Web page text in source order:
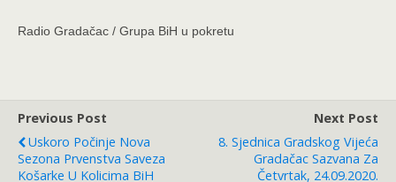
Radio Gradačac / Grupa BiH u pokretu
Previous Post
Uskoro Počinje Nova
Sezona Prvenstva Saveza
Košarke U Kolicima BiH
Next Post
8. Sjednica Gradskog Vijeća
Gradačac Sazvana Za
Četvrtak, 24.09.2020.